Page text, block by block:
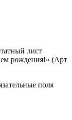
лист
рождения!» (Арт
поля